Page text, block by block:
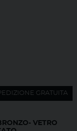
GRATUITA
VETRO